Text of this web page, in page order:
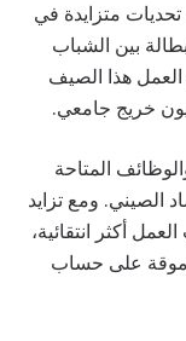
متزايدة في
بين الشباب
العمل هذا الصيف
المتاحة
الصيني. ومع تزايد
أكثر انتقائية،
على حساب